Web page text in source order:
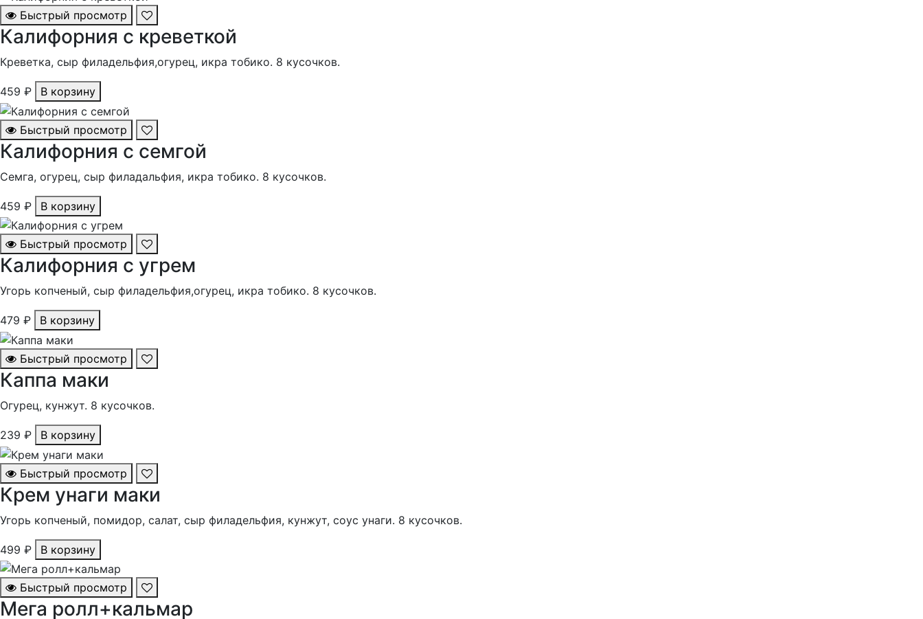
Быстрый просмотр
Калифорния с креветкой
Креветка, сыр филадельфия,огурец, икра тобико. 8 кусочков.
459 ₽ В корзину
Быстрый просмотр
Калифорния с семгой
Семга, огурец, сыр филадальфия, икра тобико. 8 кусочков.
459 ₽ В корзину
Быстрый просмотр
Калифорния с угрем
Угорь копченый, сыр филадельфия,огурец, икра тобико. 8 кусочков.
479 ₽ В корзину
Быстрый просмотр
Каппа маки
Огурец, кунжут. 8 кусочков.
239 ₽ В корзину
Быстрый просмотр
Крем унаги маки
Угорь копченый, помидор, салат, сыр филадельфия, кунжут, соус унаги. 8 кусочков.
499 ₽ В корзину
Быстрый просмотр
Мега ролл+кальмар